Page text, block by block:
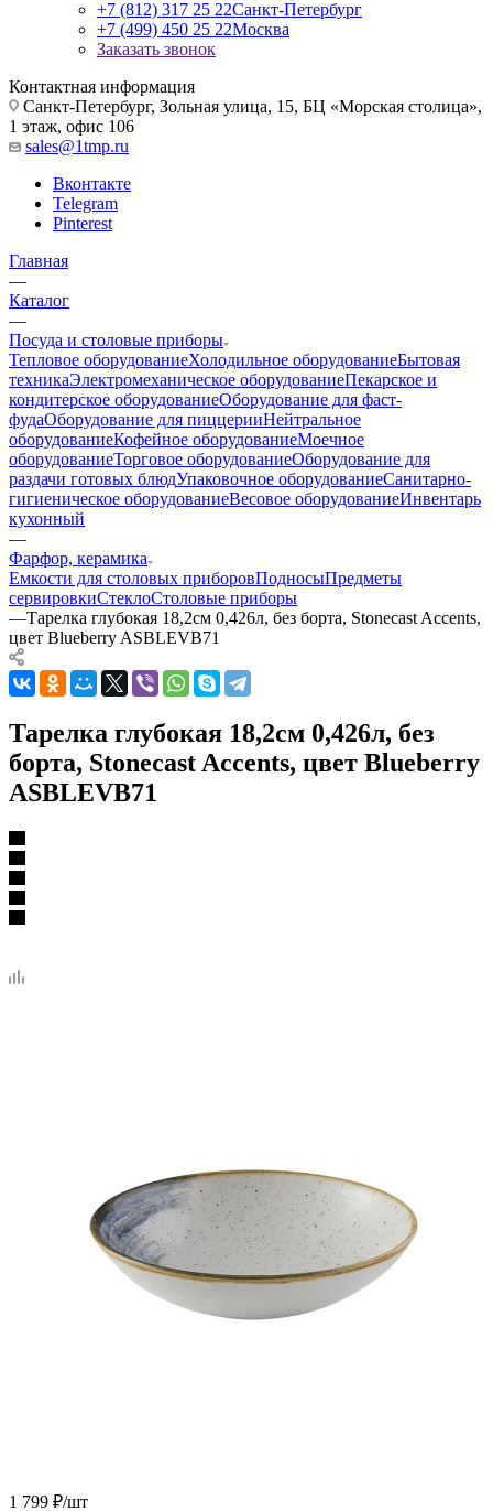
+7 (812) 317 25 22Санкт-Петербург
+7 (499) 450 25 22Москва
Заказать звонок
Контактная информация
Санкт-Петербург, Зольная улица, 15, БЦ «Морская столица»,
1 этаж, офис 106
sales@1tmp.ru
Вконтакте
Telegram
Pinterest
Главная
—
Каталог
—
Посуда и столовые приборы
Тепловое оборудованиеХолодильное оборудованиеБытовая
техникаЭлектромеханическое оборудованиеПекарское и
кондитерское оборудованиеОборудование для фаст-
фудаОборудование для пиццерииНейтральное
оборудованиеКофейное оборудованиеМоечное
оборудованиеТорговое оборудованиеОборудование для
раздачи готовых блюдУпаковочное оборудованиеСанитарно-
гигиеническое оборудованиеВесовое оборудованиеИнвентарь
кухонный
—
Фарфор, керамика
Емкости для столовых приборовПодносыПредметы
сервировкиСтеклоСтоловые приборы
—Тарелка глубокая 18,2см 0,426л, без борта, Stonecast Accents,
цвет Blueberry ASBLEVB71
Тарелка глубокая 18,2см 0,426л, без
борта, Stonecast Accents, цвет Blueberry
ASBLEVB71
1 799 ₽/шт